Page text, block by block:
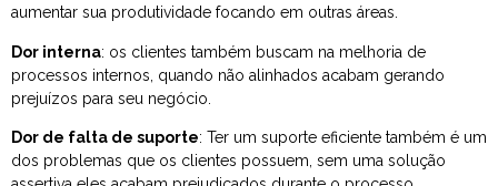
aumentar sua produtividade focando em outras áreas.
Dor interna: os clientes também buscam na melhoria de
processos internos, quando não alinhados acabam gerando
prejuízos para seu negócio.
Dor de falta de suporte: Ter um suporte eficiente também é um
dos problemas que os clientes possuem, sem uma solução